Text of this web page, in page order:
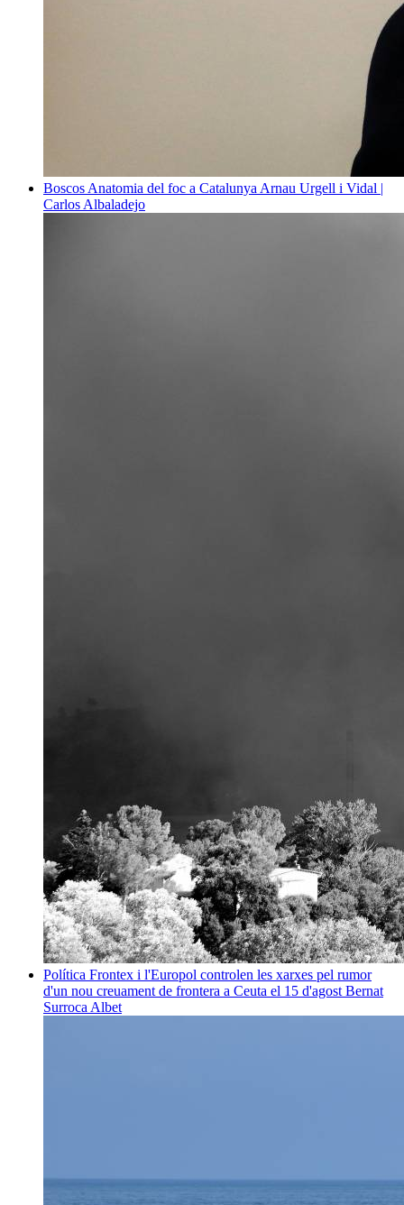
Boscos Anatomia del foc a Catalunya Arnau Urgell i Vidal |
Carlos Albaladejo
Política Frontex i l'Europol controlen les xarxes pel rumor
d'un nou creuament de frontera a Ceuta el 15 d'agost Bernat
Surroca Albet